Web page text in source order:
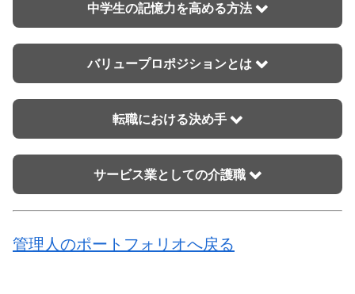
国内一円
札幌、横浜
毛穴治療
大宮
中学生の記憶力を高める方法
バリュープロポジションとは
転職における決め手
サービス業としての介護職
管理人のポートフォリオへ戻る